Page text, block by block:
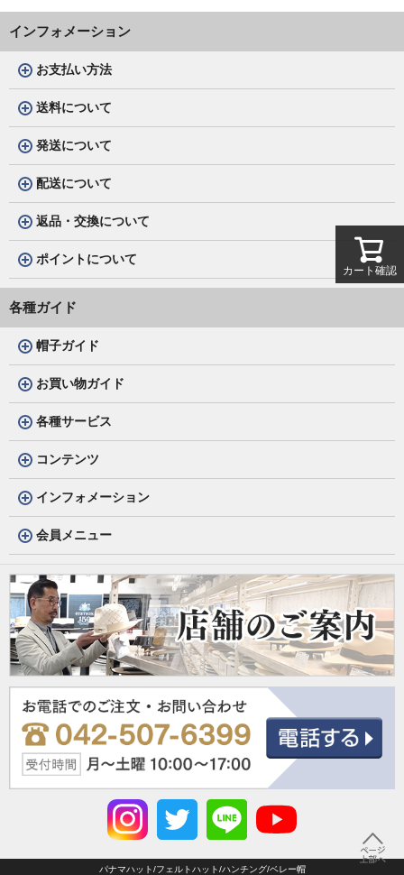
インフォメーション
お支払い方法
送料について
発送について
配送について
返品・交換について
ポイントについて
各種ガイド
帽子ガイド
お買い物ガイド
各種サービス
コンテンツ
インフォメーション
会員メニュー
パナマハット/フェルトハット/ハンチング/ベレー帽
カート確認